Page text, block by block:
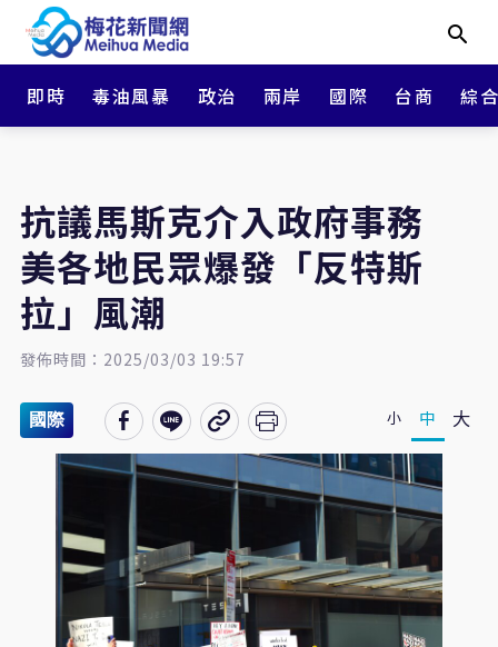
即時 毒油風暴 政治 兩岸 國際 台商 綜
抗議馬斯克介入政府事務
美各地民眾爆發「反特斯
拉」風潮
發佈時間：2025/03/03 19:57
國際 小 中 大